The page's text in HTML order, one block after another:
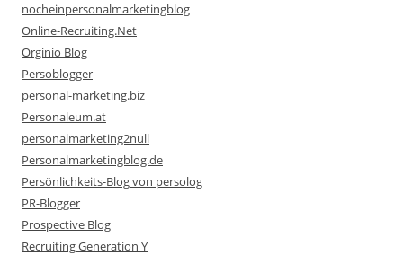
nocheinpersonalmarketingblog
Online-Recruiting.Net
Orginio Blog
Persoblogger
personal-marketing.biz
Personaleum.at
personalmarketing2null
Personalmarketingblog.de
Persönlichkeits-Blog von persolog
PR-Blogger
Prospective Blog
Recruiting Generation Y